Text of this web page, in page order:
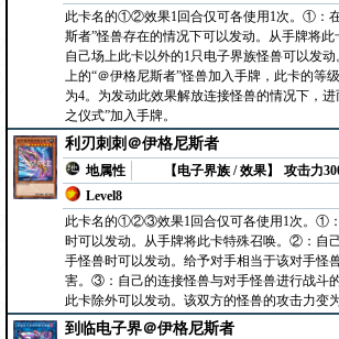
此卡名的①②效果1回合仅可各使用1次。①：
斯者”怪兽存在的情况下可以发动。从手牌将
自己场上此卡以外的1只电子界族怪兽可以发
上的“＠伊格尼斯者”怪兽加入手牌，此卡的等
为4。为发动此效果解放连接怪兽的情况下，
之仪式”加入手牌。
利刃刺刺＠伊格尼斯者
地属性
【电子界族 / 效果】
Level8
攻击力
此卡名的①②③效果1回合仅可各使用1次。①
时可以发动。从手牌将此卡特殊召唤。②：自
手怪兽时可以发动。给予对手相当于该对手怪
害。③：自己的连接怪兽与对手怪兽进行战斗
此卡除外可以发动。该双方的怪兽的攻击力变为
到临电子界＠伊格尼斯者